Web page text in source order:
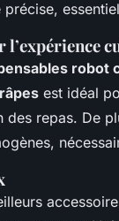
robot
râpes est idéal
des repas. De